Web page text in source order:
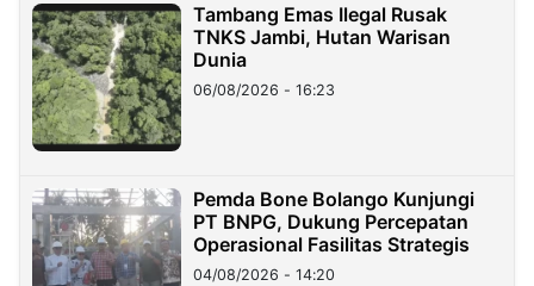
Tambang Emas Ilegal Rusak
TNKS Jambi, Hutan Warisan
Dunia
06/08/2026 - 16:23
Pemda Bone Bolango Kunjungi
PT BNPG, Dukung Percepatan
Operasional Fasilitas Strategis
04/08/2026 - 14:20